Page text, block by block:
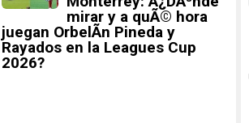
mirar y a quÃ© hora
juegan OrbelÃ­n Pineda y
Rayados en la Leagues Cup
2026?